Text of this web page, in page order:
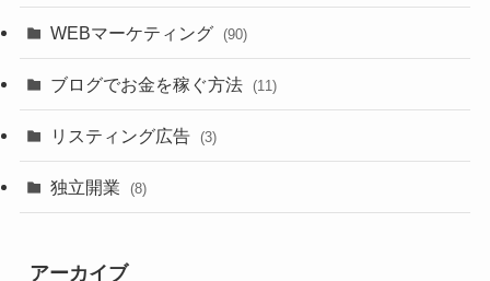
WEBマーケティング (90)
ブログでお金を稼ぐ方法 (11)
リスティング広告 (3)
独立開業 (8)
アーカイブ